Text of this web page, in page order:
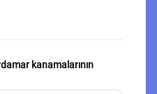
kanamalarının